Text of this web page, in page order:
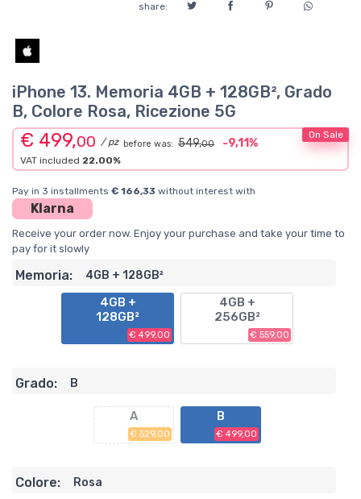
share:
iPhone 13. Memoria 4GB + 128GB², Grado
B, Colore Rosa, Ricezione 5G
On Sale
€ 499,00 / pz before was: 549,00 -9,11%
VAT included 22.00%
Pay in 3 installments € 166,33 without interest with
Klarna
Receive your order now. Enjoy your purchase and take your time to
pay for it slowly
Memoria: 4GB + 128GB²
4GB +
128GB²
€ 499,00
4GB +
256GB²
€ 559,00
Grado: B
A
€ 529,00
B
€ 499,00
Colore: Rosa